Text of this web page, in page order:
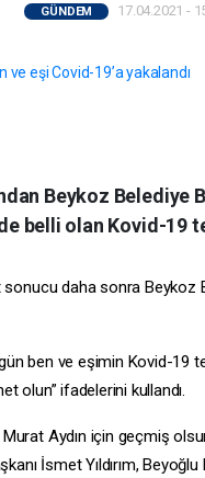
GÜNDEM 17.04.2021 -
Beykoz Belediye
belli olan Kovid-19
daha sonra Beykoz
ben ve eşimin Kovid-19
olun” ifadelerini kullandı.
Murat Aydın için geçmiş
İsmet Yıldırım,